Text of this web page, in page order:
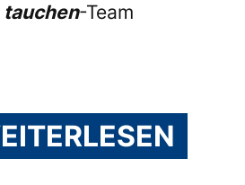
tauchen-Team